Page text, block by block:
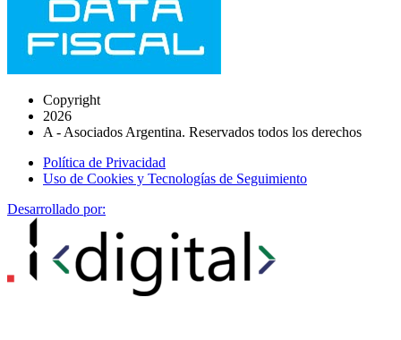
Copyright
2026
A - Asociados Argentina. Reservados todos los derechos
Política de Privacidad
Uso de Cookies y Tecnologías de Seguimiento
Desarrollado por: